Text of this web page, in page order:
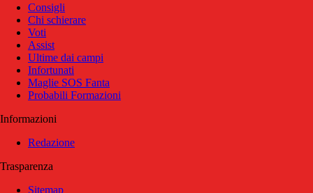
Consigli
Chi schierare
Voti
Assist
Ultime dai campi
Infortunati
Maglie SOS Fanta
Probabili Formazioni
Informazioni
Redazione
Trasparenza
Sitemap